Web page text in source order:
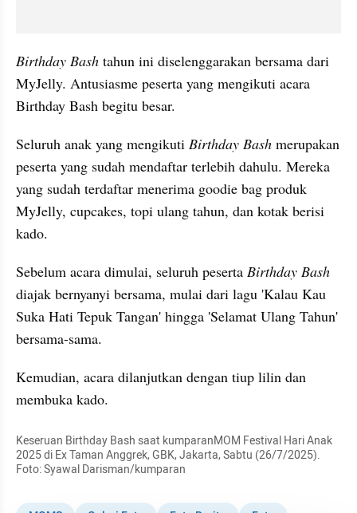
Birthday Bash tahun ini diselenggarakan bersama dari
MyJelly. Antusiasme peserta yang mengikuti acara
Birthday Bash begitu besar.
Seluruh anak yang mengikuti Birthday Bash merupakan
peserta yang sudah mendaftar terlebih dahulu. Mereka
yang sudah terdaftar menerima goodie bag produk
MyJelly, cupcakes, topi ulang tahun, dan kotak berisi
kado.
Sebelum acara dimulai, seluruh peserta Birthday Bash
diajak bernyanyi bersama, mulai dari lagu 'Kalau Kau
Suka Hati Tepuk Tangan' hingga 'Selamat Ulang Tahun'
bersama-sama.
Kemudian, acara dilanjutkan dengan tiup lilin dan
membuka kado.
Keseruan Birthday Bash saat kumparanMOM Festival Hari Anak
2025 di Ex Taman Anggrek, GBK, Jakarta, Sabtu (26/7/2025).
Foto: Syawal Darisman/kumparan